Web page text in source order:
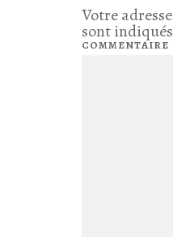
Votre
sont
COMMENTAIRE